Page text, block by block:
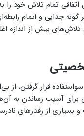
تمام تلاش خود را
جدایی و اتمام
بیش از اندازه
قرار گرفتن، از
برای آسیب رساندن به
بسیاری از رفتارهای